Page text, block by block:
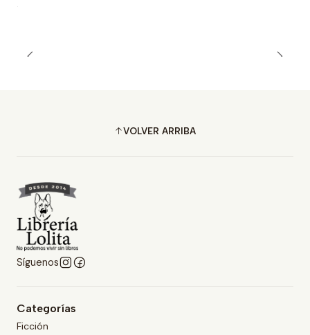
VOLVER ARRIBA
Síguenos
Categorías
Ficción